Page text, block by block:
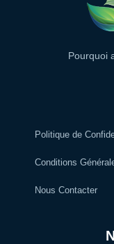
Pourquoi
Politique de
Conditions
Nous Contacter